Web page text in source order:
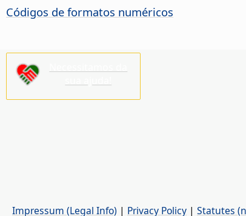
Códigos de formatos numéricos
Impressum (Legal Info) | Privacy Policy | Statutes